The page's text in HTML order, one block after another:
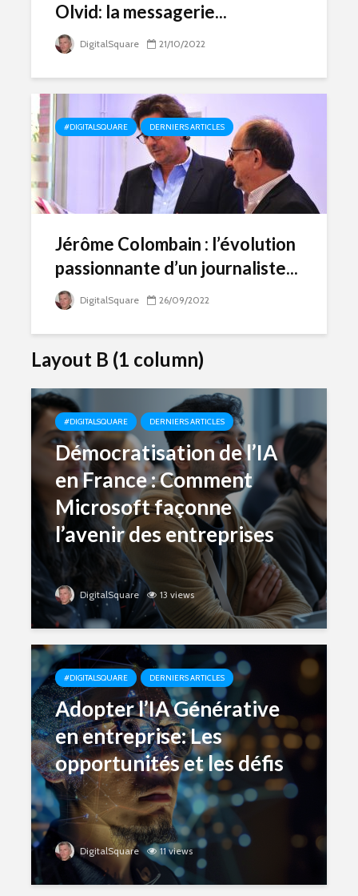
Olvid: la messagerie...
DigitalSquare 21/10/2022
#DIGITALSQUARE DERNIERS ARTICLES
Jérôme Colombain : l’évolution
passionnante d’un journaliste...
DigitalSquare 26/09/2022
Layout B (1 column)
#DIGITALSQUARE DERNIERS ARTICLES
Démocratisation de l’IA
en France : Comment
Microsoft façonne
l’avenir des entreprises
DigitalSquare 13 views
#DIGITALSQUARE DERNIERS ARTICLES
Adopter l’IA Générative
en entreprise: Les
opportunités et les défis
DigitalSquare 11 views